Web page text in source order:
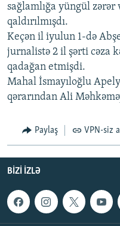
İZ - MƏDƏNIYYƏT PROQRAMI
MATERIALLARIMIZDAN
AZADLIQRADIOSU MOBIL
BIZIMLƏ ƏLAQƏ
XƏBƏR BÜLLETENLƏRIMIZ
RFE/RL-in bütün
sağlamlığa yüngül
qaldırılmışdı.
Keçən il iyulun 1-də
jurnalistə 2 il şərti cəza
qadağan etmişdi.
Mahal İsmayıloğlu
qərarından Ali
Paylaş VPN-siz
BIZI IZLƏ